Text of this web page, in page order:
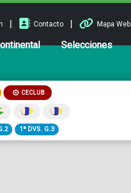
| Contacto | Mapa Web
Selecciones
CECLUB
1ª DVS. G.3